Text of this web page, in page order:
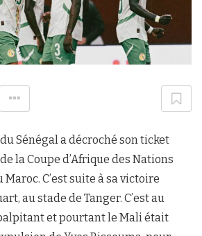
Sénégal a décroché son ticket
la Coupe d’Afrique des Nations
Maroc. C’est suite à sa victoire
au stade de Tanger. C’est au
et pourtant le Mali était